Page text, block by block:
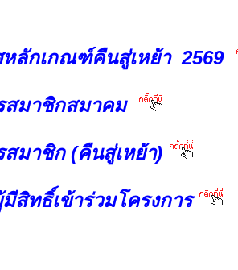
หลักเกณฑ์คืนสู่เหย้า 2569
มาชิกสมาคม
มาชิก (คืนสู่เหย้า)
สิทธิ์เข้าร่วมโครงการ